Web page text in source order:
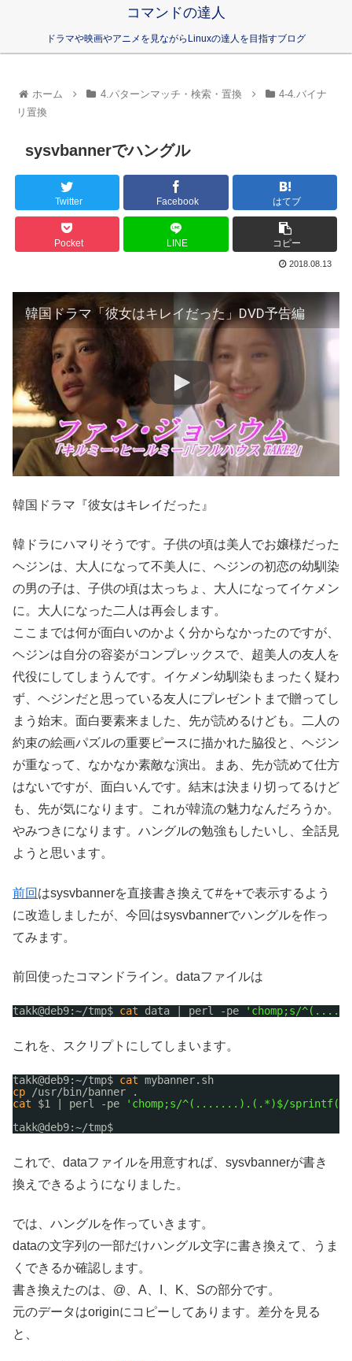
コマンドの達人
ドラマや映画やアニメを見ながらLinuxの達人を目指すブログ
ホーム 4.パターンマッチ・検索・置換
4-4.バイナ
リ置換
sysvbannerでハングル
Twitter Facebook はてブ
Pocket LINE コピー
2018.08.13
韓国ドラマ「彼女はキレイだった」DVD予告編
韓国ドラマ『彼女はキレイだった』
韓ドラにハマりそうです。子供の頃は美人でお嬢様だった
ヘジンは、大人になって不美人に、ヘジンの初恋の幼馴染
の男の子は、子供の頃は太っちょ、大人になってイケメン
に。大人になった二人は再会します。
ここまでは何が面白いのかよく分からなかったのですが、
ヘジンは自分の容姿がコンプレックスで、超美人の友人を
代役にしてしまうんです。イケメン幼馴染もまったく疑わ
ず、ヘジンだと思っている友人にプレゼントまで贈ってし
まう始末。面白要素来ました、先が読めるけども。二人の
約束の絵画パズルの重要ピースに描かれた脇役と、ヘジン
が重なって、なかなか素敵な演出。まあ、先が読めて仕方
はないですが、面白いんです。結末は決まり切ってるけど
も、先が気になります。これが韓流の魅力なんだろうか。
やみつきになります。ハングルの勉強もしたいし、全話見
ようと思います。
前回 はsysvbannerを直接書き換えて#を+で表示するよう
に改造しましたが、今回はsysvbannerでハングルを作っ
てみます。
前回使ったコマンドライン。dataファイルは
takk@deb9:~/tmp$ cat data | perl -pe 'chomp;s/
これを、スクリプトにしてしまいます。
takk@deb9:~/tmp$ cat mybanner.sh
cp
/usr/bin/banner
.
cat
$1 | perl -pe
'chomp;s/^(.......).(.*)$/
takk@deb9:~/tmp$
これで、dataファイルを用意すれば、sysvbannerが書き
換えできるようになりました。
では、ハングルを作っていきます。
dataの文字列の一部だけハングル文字に書き換えて、うま
くできるか確認します。
書き換えたのは、@、A、I、K、Sの部分です。
元のデータはoriginにコピーしてあります。差分を見る
と、